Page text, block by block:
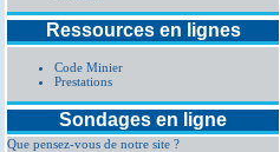
Ressources en lignes
Code Minier
Prestations
Sondages en ligne
Que pensez-vous de notre site ?